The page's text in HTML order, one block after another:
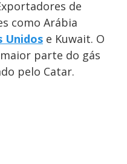
de
como Arábia
Unidos e Kuwait. O
parte do gás
pelo Catar.